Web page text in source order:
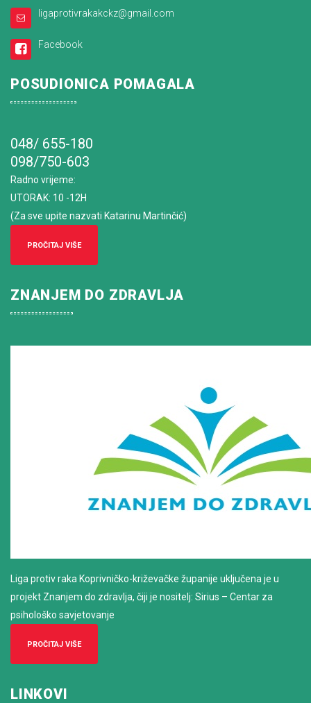
ligaprotivrakakckz@gmail.com
Facebook
POSUDIONICA POMAGALA
048/ 655-180
098/750-603
Radno vrijeme:
UTORAK: 10 -12H
(Za sve upite nazvati Katarinu Martinčić)
PROČITAJ VIŠE
ZNANJEM DO ZDRAVLJA
Liga protiv raka Koprivničko-križevačke županije uključena je u
projekt Znanjem do zdravlja, čiji je nositelj: Sirius – Centar za
psihološko savjetovanje
PROČITAJ VIŠE
LINKOVI